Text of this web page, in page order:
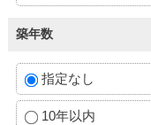
築年数
指定なし
10年以内